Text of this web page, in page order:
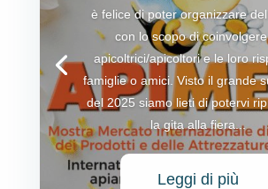
è felice di poter organizzare
con lo scopo di
apicoltrici/apicoltori e le loro
famiglie o amici. Visto il grande
del 2025 siamo lieti di potervi
la gita alla fiera...
Leggi di più